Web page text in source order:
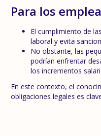
Para los
El cumplimiento de
laboral y evita
No obstante, las
podrían enfrentar
los incrementos
En este contexto, el
obligaciones legales es